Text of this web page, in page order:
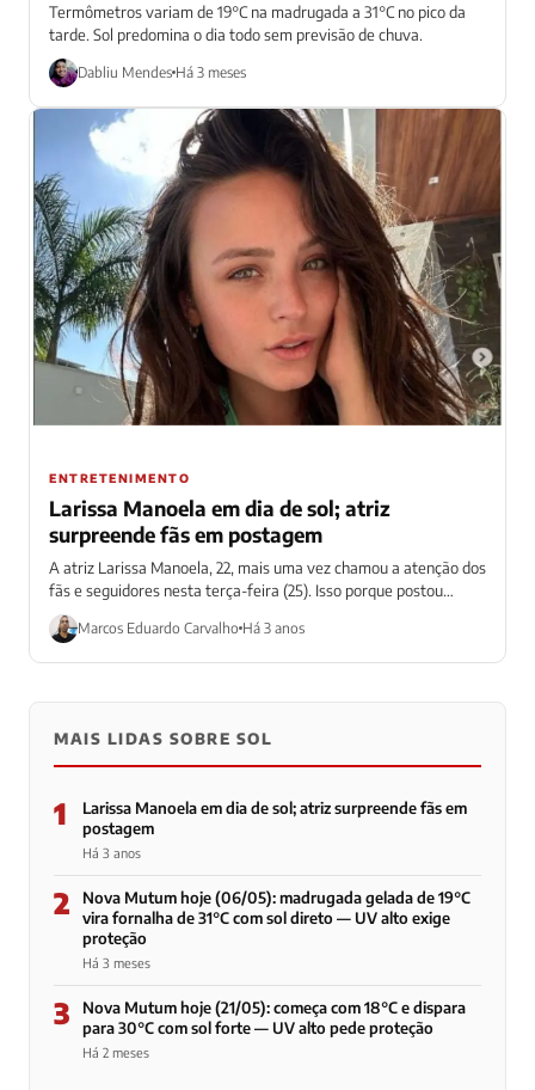
Termômetros variam de 19°C na madrugada a 31°C no pico da
tarde. Sol predomina o dia todo sem previsão de chuva.
Dabliu Mendes Há 3 meses
ENTRETENIMENTO
Larissa Manoela em dia de sol; atriz
surpreende fãs em postagem
A atriz Larissa Manoela, 22, mais uma vez chamou a atenção dos
fãs e seguidores nesta terça-feira (25). Isso porque postou
uma...
Marcos Eduardo Carvalho Há 3 anos
MAIS LIDAS SOBRE SOL
1
Larissa Manoela em dia de sol; atriz surpreende fãs em
postagem
Há 3 anos
2
Nova Mutum hoje (06/05): madrugada gelada de 19°C
vira fornalha de 31°C com sol direto — UV alto exige
proteção
Há 3 meses
3
Nova Mutum hoje (21/05): começa com 18°C e dispara
para 30°C com sol forte — UV alto pede proteção
Há 2 meses